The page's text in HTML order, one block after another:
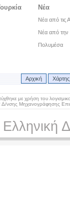
Νέα
Νέα από τις
Νέα από την
Πολυμέσα
Αρχική
με χρήση του
Δ/νσης Μηχανογράφησης